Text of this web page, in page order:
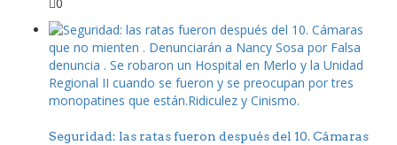
Seguridad: las ratas fueron después del 10. Cámaras